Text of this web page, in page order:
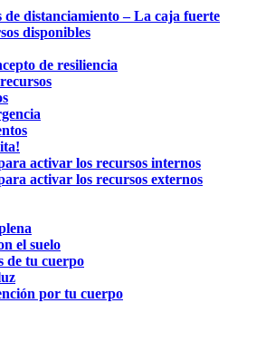
de distanciamiento – La caja fuerte
disponibles
de resiliencia
activar los recursos internos
activar los recursos externos
el suelo
de tu cuerpo
por tu cuerpo